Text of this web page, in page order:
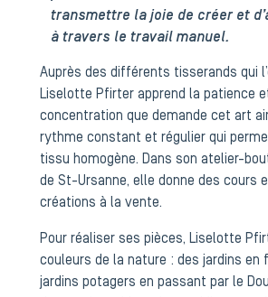
transmettre la joie de créer et
à travers le travail manuel.
Auprès des différents tisserands qui
Liselotte Pfirter apprend la patience
concentration que demande cet art
rythme constant et régulier qui
tissu homogène. Dans son atelier-
de St-Ursanne, elle donne des cours
créations à la vente.
Pour réaliser ses pièces, Liselotte
couleurs de la nature : des jardins en
jardins potagers en passant par le